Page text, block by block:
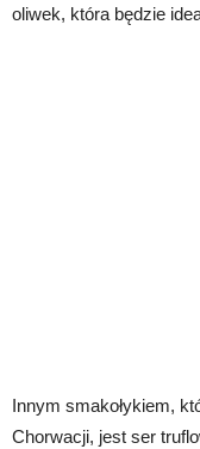
oliwek, która będzie
Innym smakołykiem,
Chorwacji, jest ser